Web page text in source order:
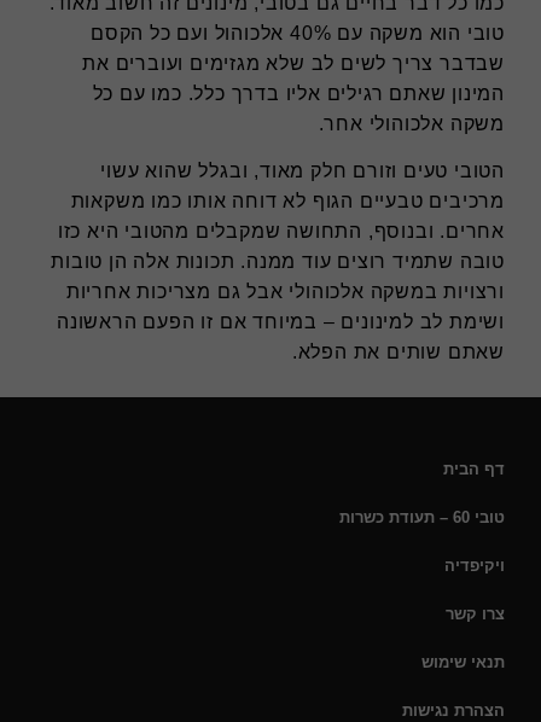
טובי הוא משקה עם 40% אלכוהול ועם כל הקסם
שבדבר צריך לשים לב שלא מגזימים ועוברים את
המינון שאתם רגילים אליו בדרך כלל. כמו עם כל
משקה אלכוהולי אחר.
הטובי טעים וזורם חלק מאוד, ובגלל שהוא עשוי
מרכיבים טבעיים הגוף לא דוחה אותו כמו משקאות
אחרים. ובנוסף, התחושה שמקבלים מהטובי היא כזו
טובה שתמיד רוצים עוד ממנה. תכונות אלה הן טובות
ורצויות במשקה אלכוהולי אבל גם מצריכות אחריות
ושימת לב למינונים – במיוחד אם זו הפעם הראשונה
שאתם שותים את הפלא.
דף הבית
טובי 60 – תעודת כשרות
ויקיפדיה
צרו קשר
תנאי שימוש
הצהרת נגישות